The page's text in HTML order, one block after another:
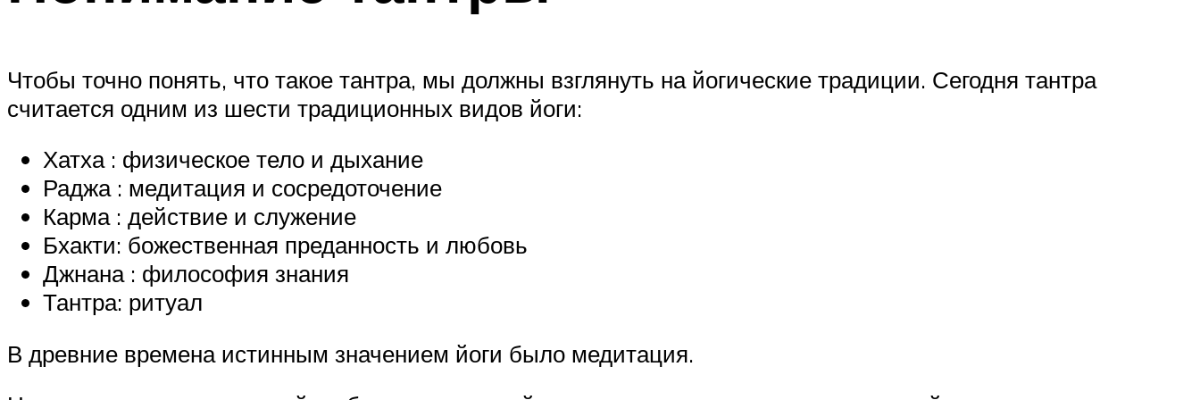
Чтобы точно понять, что такое тантра, мы должны взглянуть на йогические традиции. Сегодня тантра
считается одним из шести традиционных видов йоги:
Хатха : физическое тело и дыхание
Раджа : медитация и сосредоточение
Карма : действие и служение
Бхакти: божественная преданность и любовь
Джнана : философия знания
Тантра: ритуал
В древние времена истинным значением йоги было медитация.